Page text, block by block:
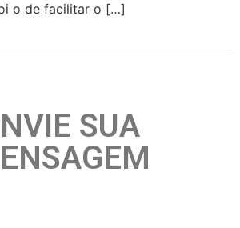
o de facilitar o […]
SUA